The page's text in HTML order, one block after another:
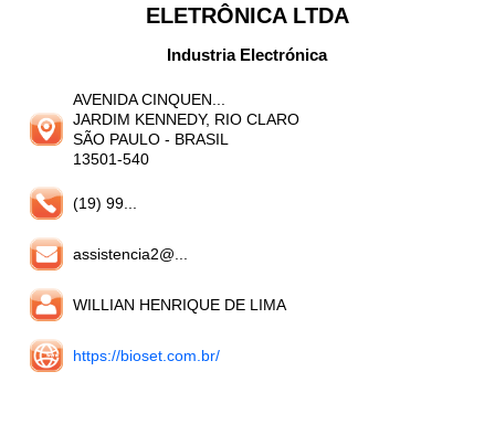
ELETRÔNICA LTDA
Industria Electrónica
AVENIDA CINQUEN...
JARDIM KENNEDY, RIO CLARO
SÃO PAULO - BRASIL
13501-540
(19) 99...
assistencia2@...
WILLIAN HENRIQUE DE LIMA
https://bioset.com.br/